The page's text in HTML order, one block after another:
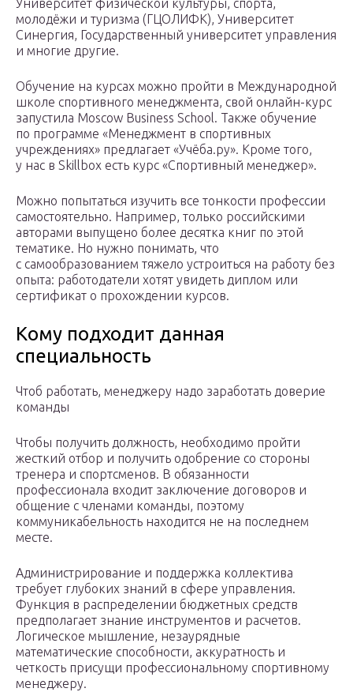
Университет физической культуры, спорта,
молодёжи и туризма (ГЦОЛИФК), Университет
Синергия, Государственный университет управления
и многие другие.
Обучение на курсах можно пройти в Международной
школе спортивного менеджмента, свой онлайн-курс
запустила Moscow Business School. Также обучение
по программе «Менеджмент в спортивных
учреждениях» предлагает «Учёба.ру». Кроме того,
у нас в Skillbox есть курс «Спортивный менеджер».
Можно попытаться изучить все тонкости профессии
самостоятельно. Например, только российскими
авторами выпущено более десятка книг по этой
тематике. Но нужно понимать, что
с самообразованием тяжело устроиться на работу без
опыта: работодатели хотят увидеть диплом или
сертификат о прохождении курсов.
Кому подходит данная
специальность
Чтоб работать, менеджеру надо заработать доверие
команды
Чтобы получить должность, необходимо пройти
жесткий отбор и получить одобрение со стороны
тренера и спортсменов. В обязанности
профессионала входит заключение договоров и
общение с членами команды, поэтому
коммуникабельность находится не на последнем
месте.
Администрирование и поддержка коллектива
требует глубоких знаний в сфере управления.
Функция в распределении бюджетных средств
предполагает знание инструментов и расчетов.
Логическое мышление, незаурядные
математические способности, аккуратность и
четкость присущи профессиональному спортивному
менеджеру.